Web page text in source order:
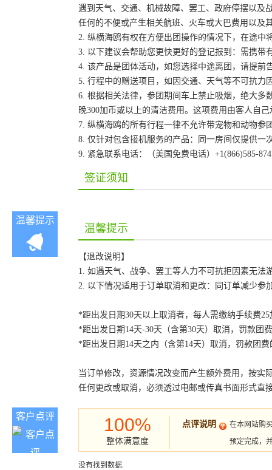
遇到天气、交通、机械故障、罢工、政府停摆以及
任何的不便或产生相关航班、火车或大巴费用以及
2. 纵横海鸥有权在方便出团操作的情况下，在途
3. 以下建议会帮助您更快更好的登记报到：需携
4. 该产品是团体活动，如您选择中途离团，请提
5. 行程中的赠送项目，如因交通、天气等不可抗
6. 根据相关法律，参团期间车上禁止吸烟，绝大
晚300加币或以上的清洁费用。这项费用由客人自
7. 纵横海鸥的所有行程一律不允许带宠物和动物参
8. 仅针对包含接机服务的产品：同一房间仅提供
9. 紧急联系电话：（美国免费电话）+1(866)585-
签证须知
温馨提示
温馨提示
【退改说明】
1. 如遇天气、战争、罢工等人力不可抗拒因素无
2. 以下情况适用于订单取消和更改：同订单减少
*距出发日期30天以上取消者，每人需缴纳手续费
*距出发日期14天-30天（含第30天）取消，罚款团
*距出发日期14天之内（含第14天）取消，罚款团费
当订单修改，资源情况改变而产生额外费用，按实
任何更改或取消，必须透过电邮或传真书面形式直
客户点评 100%
整体满意度
点评说明
在本网站购
预定完成，
没有找到数据.